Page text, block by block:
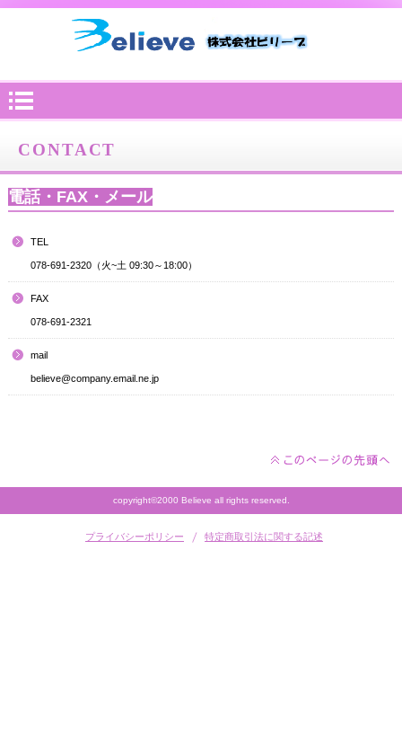
CONTACT
電話・FAX・メール
TEL
078-691-2320（火~土 09:30～18:00）
FAX
078-691-2321
mail
believe@company.email.ne.jp
copyright©2000 Believe all rights reserved.
プライバシーポリシー 特定商取引法に関する記述